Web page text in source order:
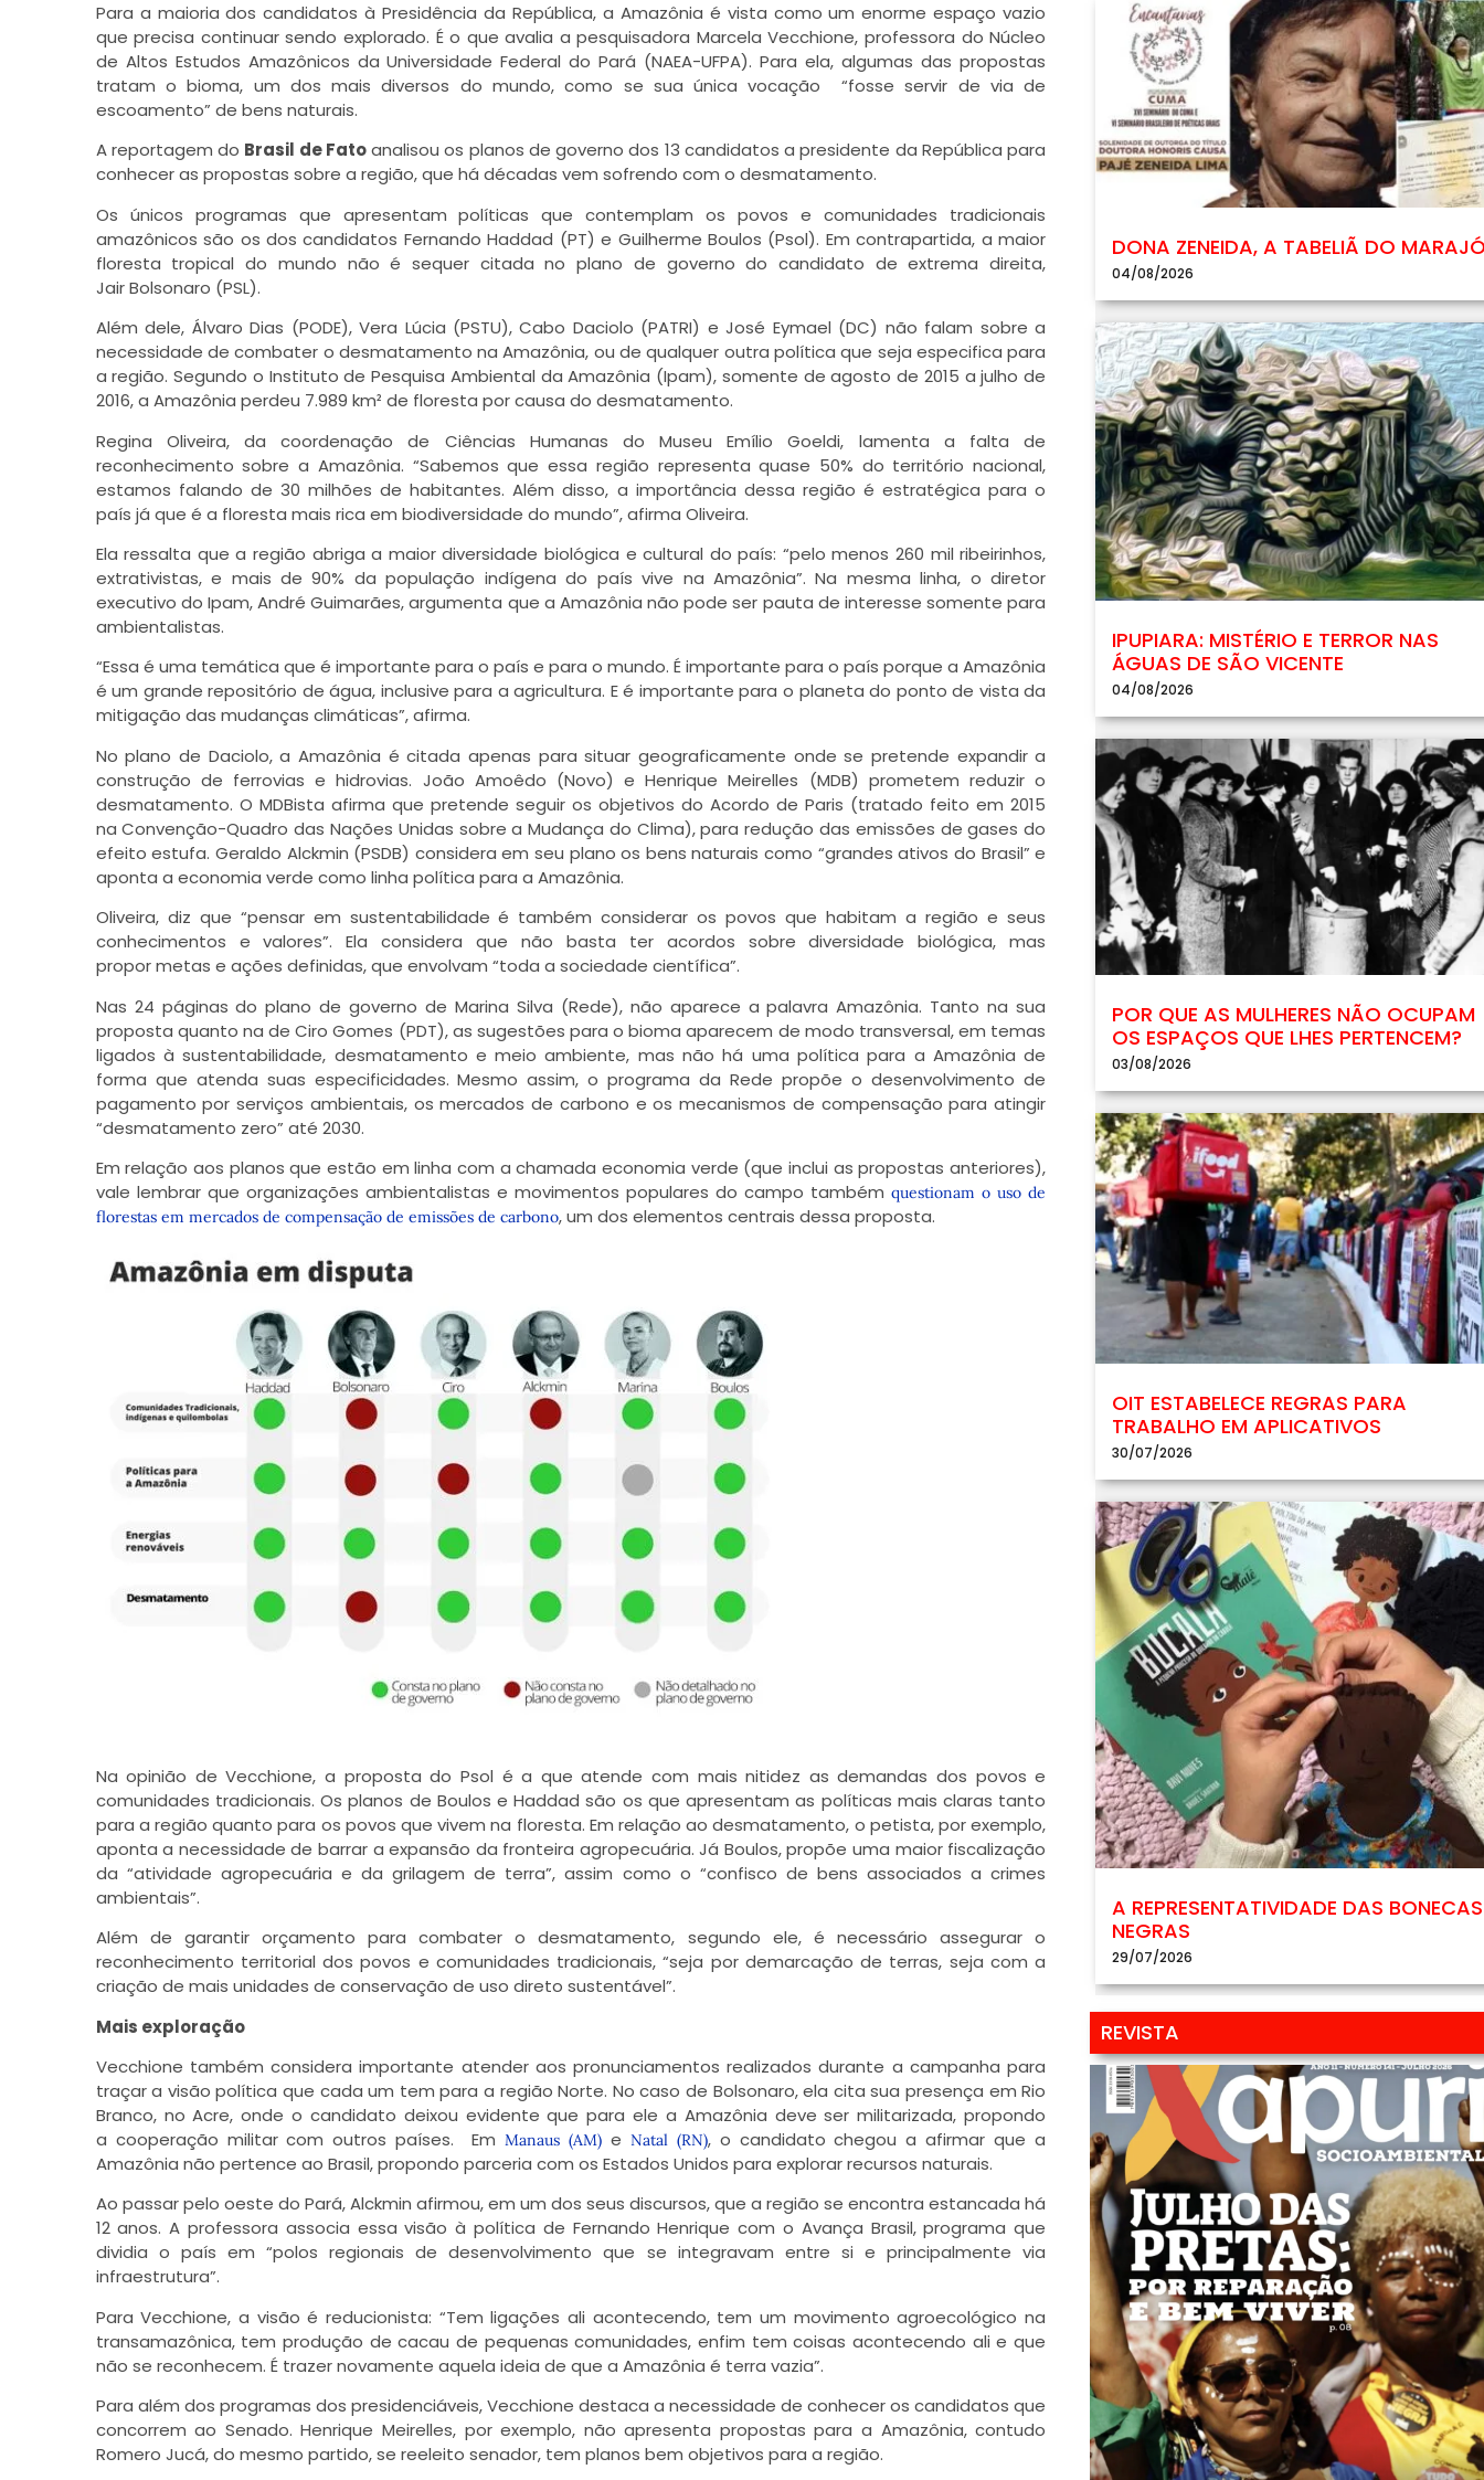
Para a maioria dos candidatos à Presidência da República, a Amazônia é vista como um enorme espaço vazio
que precisa continuar sendo explorado. É o que avalia a pesquisadora Marcela Vecchione, professora do Núcleo
de Altos Estudos Amazônicos da Universidade Federal do Pará (NAEA-UFPA). Para ela, algumas das propostas
tratam o bioma, um dos mais diversos do mundo, como se sua única vocação “fosse servir de via de
escoamento” de bens naturais.
A reportagem do Brasil de Fatoanalisou os planos de governo dos 13 candidatos a presidente da República para
conhecer as propostas sobre a região, que há décadas vem sofrendo com o desmatamento.
Os únicos programas que apresentam políticas que contemplam os povos e comunidades tradicionais
amazônicos são os dos candidatos Fernando Haddad (PT) e Guilherme Boulos (Psol). Em contrapartida, a maior
floresta tropical do mundo não é sequer citada no plano de governo do candidato de extrema direita,
Jair Bolsonaro (PSL).
Além dele, Álvaro Dias (PODE), Vera Lúcia (PSTU), Cabo Daciolo (PATRI) e José Eymael (DC) não falam sobre a
necessidade de combater o desmatamento na Amazônia, ou de qualquer outra política que seja especifica para
a região. Segundo o Instituto de Pesquisa Ambiental da Amazônia (Ipam), somente de agosto de 2015 a julho de
2016, a Amazônia perdeu 7.989 km² de floresta por causa do desmatamento.
Regina Oliveira, da coordenação de Ciências Humanas do Museu Emílio Goeldi, lamenta a falta de
reconhecimento sobre a Amazônia. “Sabemos que essa região representa quase 50% do território nacional,
estamos falando de 30 milhões de habitantes. Além disso, a importância dessa região é estratégica para o
país já que é a floresta mais rica em biodiversidade do mundo”, afirma Oliveira.
Ela ressalta que a região abriga a maior diversidade biológica e cultural do país: “pelo menos 260 mil ribeirinhos,
extrativistas, e mais de 90% da população indígena do país vive na Amazônia”. Na mesma linha, o diretor
executivo do Ipam, André Guimarães, argumenta que a Amazônia não pode ser pauta de interesse somente para
ambientalistas.
“Essa é uma temática que é importante para o país e para o mundo. É importante para o país porque a Amazônia
é um grande repositório de água, inclusive para a agricultura. E é importante para o planeta do ponto de vista da
mitigação das mudanças climáticas”, afirma.
No plano de Daciolo, a Amazônia é citada apenas para situar geograficamente onde se pretende expandir a
construção de ferrovias e hidrovias. João Amoêdo (Novo) e Henrique Meirelles (MDB) prometem reduzir o
desmatamento. O MDBista afirma que pretende seguir os objetivos do Acordo de Paris (tratado feito em 2015
na Convenção-Quadro das Nações Unidas sobre a Mudança do Clima), para redução das emissões de gases do
efeito estufa. Geraldo Alckmin (PSDB) considera em seu plano os bens naturais como “grandes ativos do Brasil” e
aponta a economia verde como linha política para a Amazônia.
Oliveira, diz que “pensar em sustentabilidade é também considerar os povos que habitam a região e seus
conhecimentos e valores”. Ela considera que não basta ter acordos sobre diversidade biológica, mas
propor metas e ações definidas, que envolvam “toda a sociedade científica”.
Nas 24 páginas do plano de governo de Marina Silva (Rede), não aparece a palavra Amazônia. Tanto na sua
proposta quanto na de Ciro Gomes (PDT), as sugestões para o bioma aparecem de modo transversal, em temas
ligados à sustentabilidade, desmatamento e meio ambiente, mas não há uma política para a Amazônia de
forma que atenda suas especificidades. Mesmo assim, o programa da Rede propõe o desenvolvimento de
pagamento por serviços ambientais, os mercados de carbono e os mecanismos de compensação para atingir
“desmatamento zero” até 2030.
Em relação aos planos que estão em linha com a chamada economia verde (que inclui as propostas anteriores),
vale lembrar que organizações ambientalistas e movimentos populares do campo tambémquestionam o uso de
florestas em mercados de compensação de emissões de carbono, um dos elementos centrais dessa proposta.
Na opinião de Vecchione, a proposta do Psol é a que atende com mais nitidez as demandas dos povos e
comunidades tradicionais. Os planos de Boulos e Haddad são os que apresentam as políticas mais claras tanto
para a região quanto para os povos que vivem na floresta. Em relação ao desmatamento, o petista, por exemplo,
aponta a necessidade de barrar a expansão da fronteira agropecuária. Já Boulos, propõe uma maior fiscalização
da “atividade agropecuária e da grilagem de terra”, assim como o “confisco de bens associados a crimes
ambientais”.
Além de garantir orçamento para combater o desmatamento, segundo ele, é necessário assegurar o
reconhecimento territorial dos povos e comunidades tradicionais, “seja por demarcação de terras, seja com a
criação de mais unidades de conservação de uso direto sustentável”.
Mais exploração
Vecchione também considera importante atender aos pronunciamentos realizados durante a campanha para
traçar a visão política que cada um tem para a região Norte. No caso de Bolsonaro, ela cita sua presença em Rio
Branco, no Acre, onde o candidato deixou evidente que para ele a Amazônia deve ser militarizada, propondo
a cooperação militar com outros países. EmManaus (AM)e Natal (RN), o candidato chegou a afirmar que a
Amazônia não pertence ao Brasil, propondo parceria com os Estados Unidos para explorar recursos naturais.
Ao passar pelo oeste do Pará, Alckmin afirmou, em um dos seus discursos, que a região se encontra estancada há
12 anos. A professora associa essa visão à política de Fernando Henrique com o Avança Brasil, programa que
dividia o país em “polos regionais de desenvolvimento que se integravam entre si e principalmente via
infraestrutura”.
Para Vecchione, a visão é reducionista: “Tem ligações ali acontecendo, tem um movimento agroecológico na
transamazônica, tem produção de cacau de pequenas comunidades, enfim tem coisas acontecendo ali e que
não se reconhecem. É trazer novamente aquela ideia de que a Amazônia é terra vazia”.
Para além dos programas dos presidenciáveis, Vecchione destaca a necessidade de conhecer os candidatos que
concorrem ao Senado. Henrique Meirelles, por exemplo, não apresenta propostas para a Amazônia, contudo
Romero Jucá, do mesmo partido, se reeleito senador, tem planos bem objetivos para a região.
DONA ZENEIDA, A TABELIÃ DO
04/08/2026
IPUPIARA: MISTÉRIO E TERROR NAS
ÁGUAS DE SÃO VICENTE
04/08/2026
POR QUE AS MULHERES NÃO OCUPAM
OS ESPAÇOS QUE LHES PERTENCEM?
03/08/2026
OIT ESTABELECE REGRAS PARA
TRABALHO EM APLICATIVOS
30/07/2026
A REPRESENTATIVIDADE DAS BONECAS
NEGRAS
29/07/2026
REVISTA